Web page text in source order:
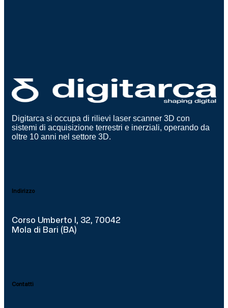
Digitarca si occupa di rilievi laser scanner 3D con
sistemi di acquisizione terrestri e inerziali, operando da
oltre 10 anni nel settore 3D.
Indirizzo
Corso Umberto I, 32, 70042
Mola di Bari (BA)
Contatti